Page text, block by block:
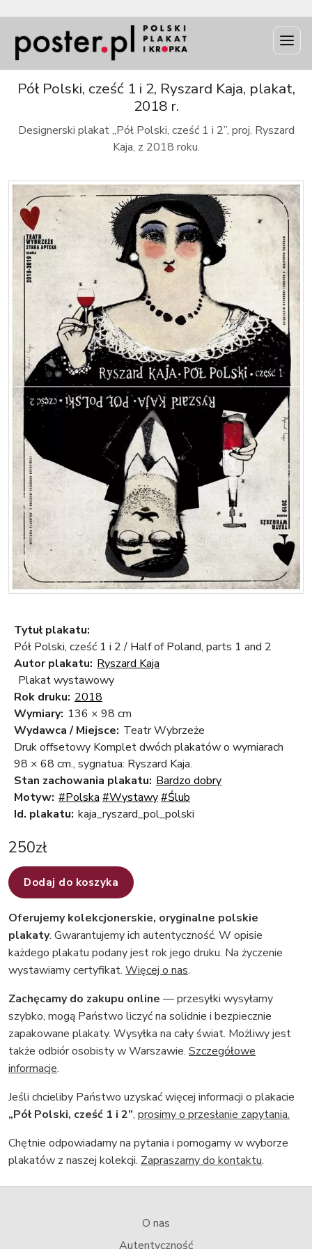
Pół Polski, cześć 1 i 2, Ryszard Kaja, plakat,
2018 r.
Designerski plakat „Pół Polski, cześć 1 i 2”, proj. Ryszard
Kaja, z 2018 roku.
Tytuł plakatu:
Pół Polski, cześć 1 i 2 / Half of Poland, parts 1 and 2
Autor plakatu: Ryszard Kaja
Plakat wystawowy
Rok druku: 2018
Wymiary: 136 × 98 cm
Wydawca / Miejsce: Teatr Wybrzeże
Druk offsetowy Komplet dwóch plakatów o wymiarach
98 × 68 cm., sygnatua: Ryszard Kaja.
Stan zachowania plakatu: Bardzo dobry
Motyw: #Polska #Wystawy#Ślub
Id. plakatu: kaja_ryszard_pol_polski
250zł
Dodaj do koszyka
Oferujemy kolekcjonerskie, oryginalne polskie
plakaty. Gwarantujemy ich autentyczność. W opisie
każdego plakatu podany jest rok jego druku. Na życzenie
wystawiamy certyfikat. Więcej o nas.
Zachęcamy do zakupu online — przesyłki wysyłamy
szybko, mogą Państwo liczyć na solidnie i bezpiecznie
zapakowane plakaty. Wysyłka na cały świat. Możliwy jest
także odbiór osobisty w Warszawie. Szczegółowe
informacje.
Jeśli chcieliby Państwo uzyskać więcej informacji o plakacie
„Pół Polski, cześć 1 i 2”, prosimy o przesłanie zapytania.
Chętnie odpowiadamy na pytania i pomogamy w wyborze
plakatów z naszej kolekcji. Zapraszamy do kontaktu.
O nas
Autentyczność